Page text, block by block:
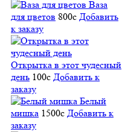
Ваза
для цветов 800c Добавить
к заказу
Открытка в этот чудесный
день 100c Добавить к
заказу
Белый
мишка 1500c Добавить к
заказу